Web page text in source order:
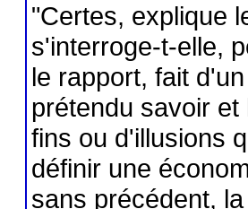
"Certes, explique
s'interroge-t-elle,
le rapport, fait
prétendu savoir
fins ou d'illusions
définir une
sans précédent,